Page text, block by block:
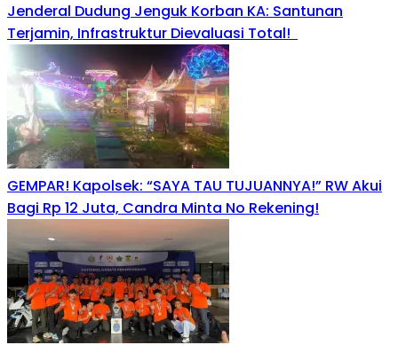
Jenderal Dudung Jenguk Korban KA: Santunan
Terjamin, Infrastruktur Dievaluasi Total!
GEMPAR! Kapolsek: “SAYA TAU TUJUANNYA!” RW Akui
Bagi Rp 12 Juta, Candra Minta No Rekening!